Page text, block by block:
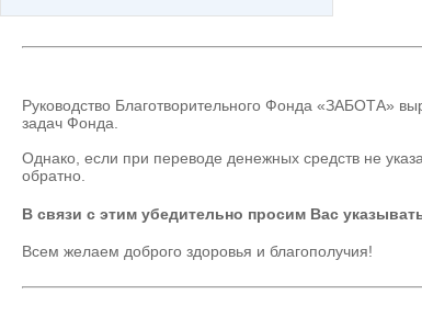
Руководство Благотворительного Фонда «ЗАБОТА»
задач Фонда.
Однако, если при переводе денежных средств не
обратно.
В связи с этим убедительно просим Вас
Всем желаем доброго здоровья и благополучия!